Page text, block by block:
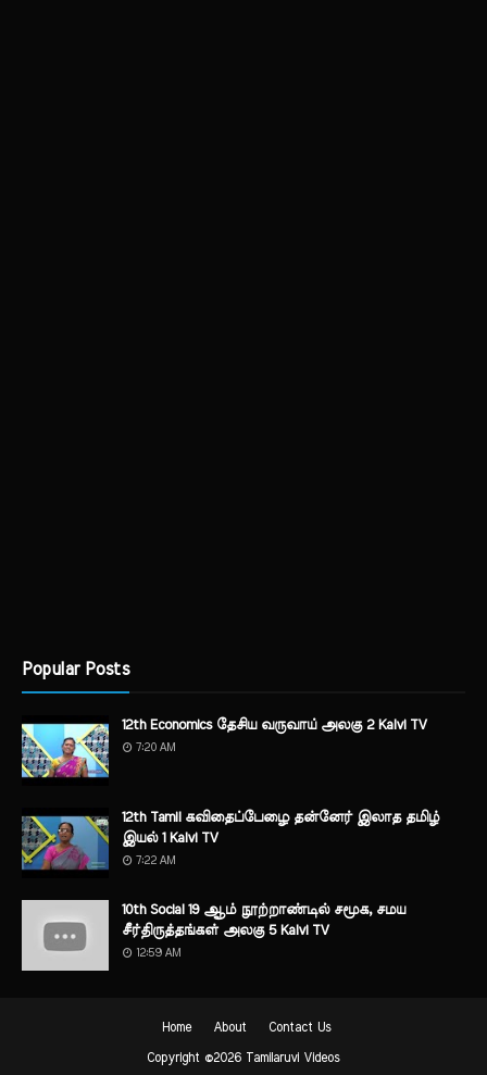
Popular Posts
12th Economics தேசிய வருவாய் அலகு 2 Kalvi TV
7:20 AM
12th Tamil கவிதைப்பேழை தன்னேர் இலாத தமிழ்
இயல் 1 Kalvi TV
7:22 AM
10th Social 19 ஆம் நூற்றாண்டில் சமூக, சமய
சீர்திருத்தங்கள் அலகு 5 Kalvi TV
12:59 AM
Home About Contact Us
Copyright ©2026 Tamilaruvi Videos